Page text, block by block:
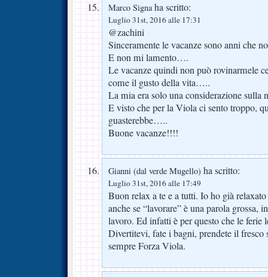
Marco Signaha scritto:
Luglio 31st, 2016 alle 17:31
@zachini
Sinceramente le vacanze sono anni che
E non mi lamento….
Le vacanze quindi non può rovinarmele
come il gusto della vita…..
La mia era solo una considerazione sulla
E visto che per la Viola ci sento troppo,
guasterebbe…..
Buone vacanze!!!!
Gianni (dal verde Mugello) ha scritto:
Luglio 31st, 2016 alle 17:49
Buon relax a te e a tutti. Io ho già
anche se “lavorare” è una parola grossa,
lavoro. Ed infatti è per questo che le ferie
Divertitevi, fate i bagni, prendete il fresco
sempre Forza Viola.